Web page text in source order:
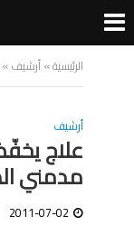
الرئيسية»أرشيف
أرشيف
علاج
مدمني
2011-07-02